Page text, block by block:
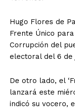
Hugo Flores de
Frente Único
Corrupción del
electoral del 6 de
De otro lado, el
lanzará este
indicó su vocero,